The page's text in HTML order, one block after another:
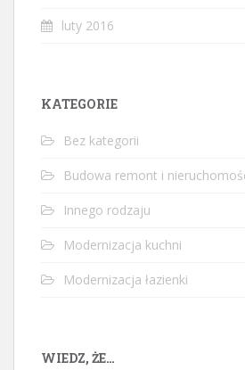
luty 2016
KATEGORIE
Bez kategorii
Budowa remont i
Innego rodzaju
Modernizacja kuchni
Modernizacja łazienki
WIEDZ, ŻE…